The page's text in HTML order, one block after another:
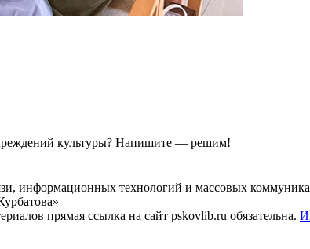
культуры? Напишите — решим!
информационных технологий и массовых
прямая ссылка на сайт pskovlib.ru обязательна.